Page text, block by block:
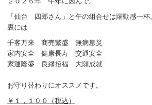
「仙台 四郎さん」と午の組合せは躍動感一杯
裏には
千客万来 商売繁盛 無病息災
家内安全 健康長寿 交通安全
家運隆盛 良縁招福 大願成就
お守り替わりにオススメです。
￥１，１００（税込）